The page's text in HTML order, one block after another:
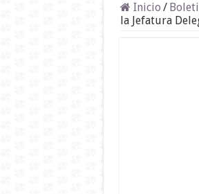
Inicio /
la Jefatura